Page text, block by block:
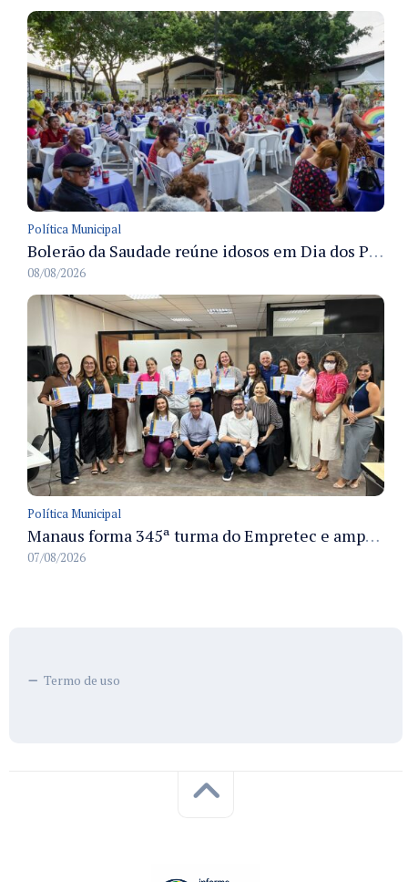
Política Municipal
Bolerão da Saudade reúne idosos em Dia dos Pais promovido pela Fundação Dr. Thomas em Manaus
08/08/2026
Política Municipal
Manaus forma 345ª turma do Empretec e amplia qualificação de empreendedores na cidade
07/08/2026
Termo de uso